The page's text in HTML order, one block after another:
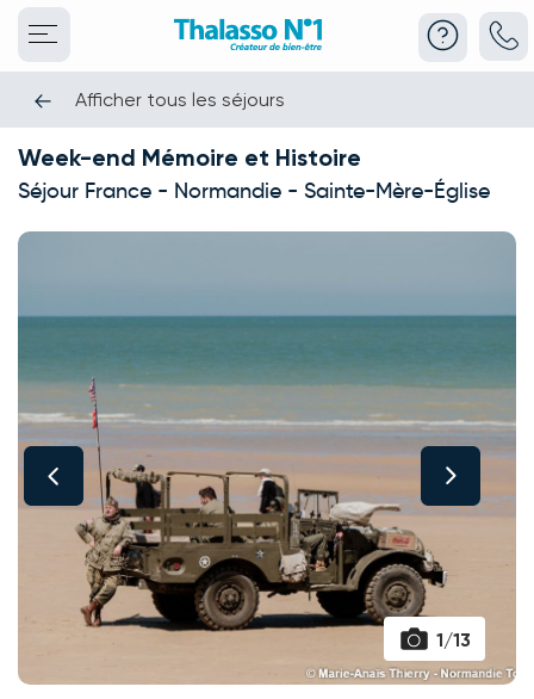
Afficher tous les séjours
This carousel shows one large product image at a time. Use
1/13
Week-end Mémoire et Histoire
Séjour France - Normandie - Sainte-Mère-Église